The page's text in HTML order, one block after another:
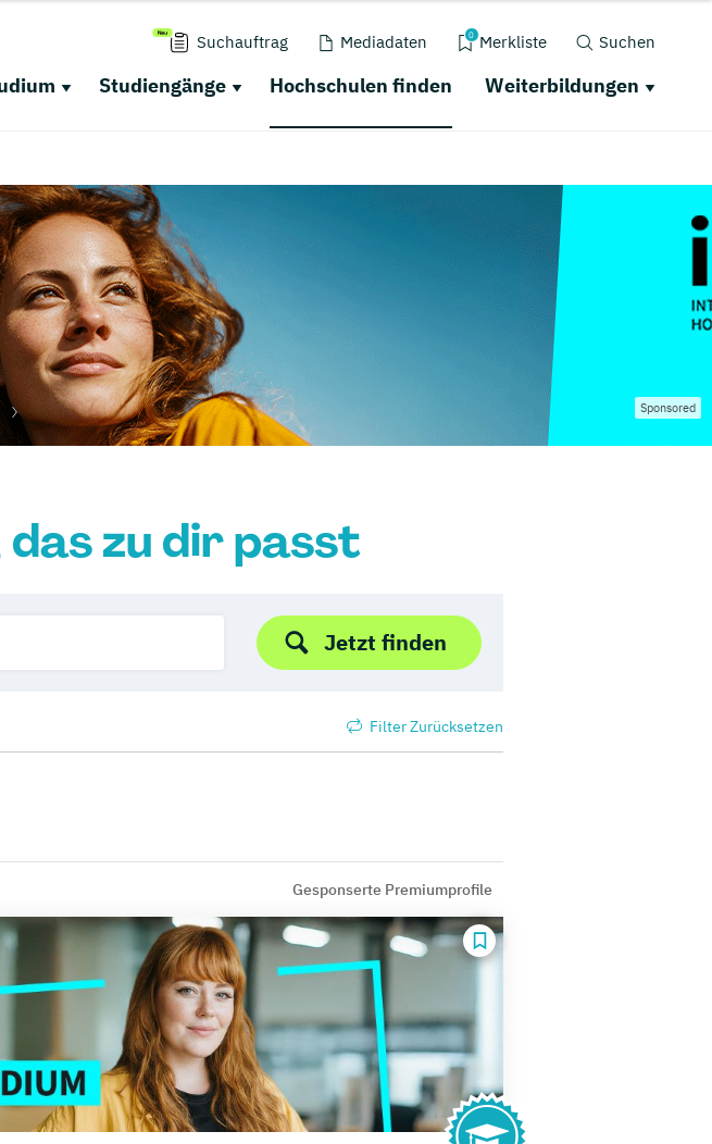
Suchauftrag Mediadaten 0 Merkliste Suchen
Studiengänge Hochschulen finden Weiterbildungen
Sponsored
das zu dir passt
Jetzt finden
Filter Zurücksetzen
Gesponserte Premiumprofile